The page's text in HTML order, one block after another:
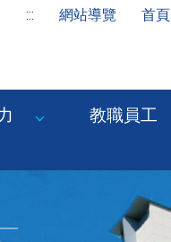
::: 網站導覽 首頁
教職員工